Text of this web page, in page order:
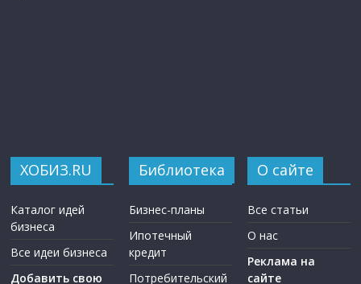
ХОБИЗ.RU
Каталог идей
бизнеса
Все идеи бизнеса
Добавить свою
Библиотека
Бизнес-планы
Ипотечный
кредит
Потребительский
О сайте
Все статьи
О нас
Реклама на
сайте